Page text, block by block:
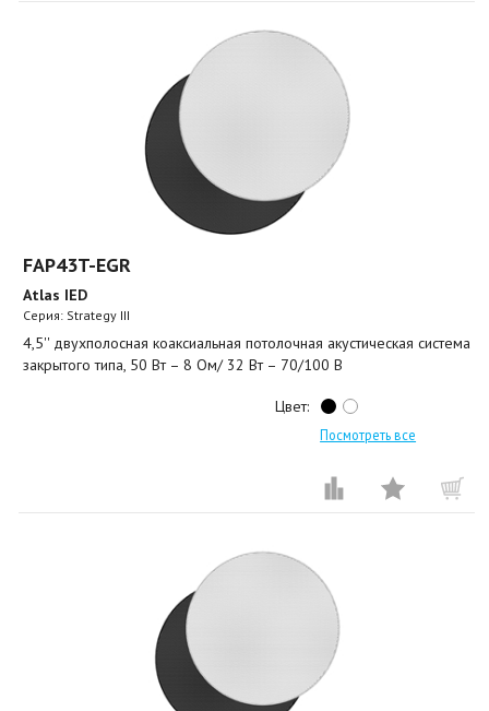
FAP43T-EGR
Atlas IED
Серия: Strategy III
4,5'' двухполосная коаксиальная потолочная акустическая система
закрытого типа, 50 Вт – 8 Ом/ 32 Вт – 70/100 В
Цвет:
Посмотреть все